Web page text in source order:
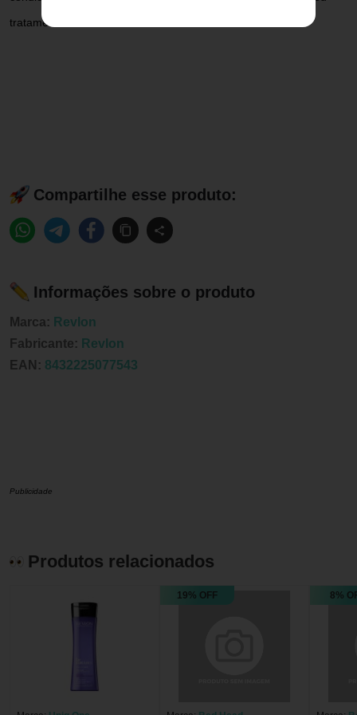
tratamento Marca RevlonVolume 250ML
Compartilhe esse produto:
Informações sobre o produto
Marca: Revlon
Fabricante: Revlon
EAN: 8432225077543
Publicidade
Produtos relacionados
19% OFF 8%